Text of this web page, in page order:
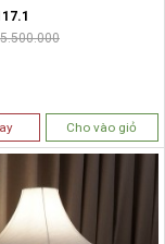
5.500.000
Cho vào giỏ